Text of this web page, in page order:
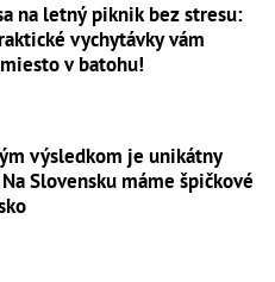
na letný piknik bez stresu:
vychytávky vám
v batohu!
výsledkom je unikátny
Slovensku máme špičkové